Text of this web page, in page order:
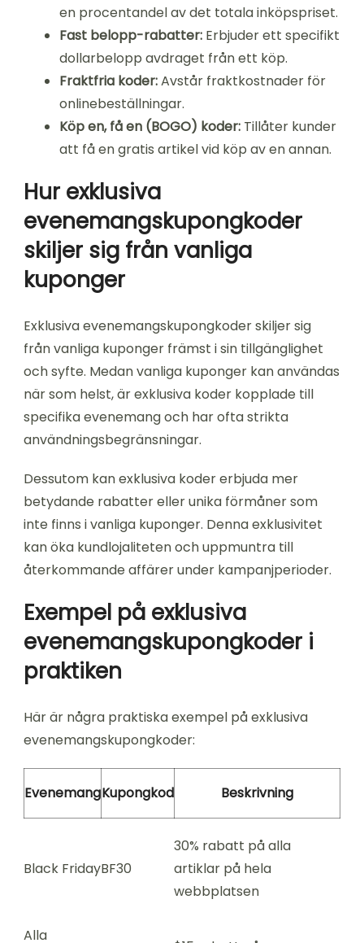
en procentandel av det totala inköpspriset.
Fast belopp-rabatter: Erbjuder ett specifikt
dollarbelopp avdraget från ett köp.
Fraktfria koder:Avstår fraktkostnader för
onlinebeställningar.
Köp en, få en (BOGO) koder: Tillåter kunder
att få en gratis artikel vid köp av en annan.
Hur exklusiva
evenemangskupongkoder
skiljer sig från vanliga
kuponger
Exklusiva evenemangskupongkoder skiljer sig
från vanliga kuponger främst i sin tillgänglighet
och syfte. Medan vanliga kuponger kan användas
när som helst, är exklusiva koder kopplade till
specifika evenemang och har ofta strikta
användningsbegränsningar.
Dessutom kan exklusiva koder erbjuda mer
betydande rabatter eller unika förmåner som
inte finns i vanliga kuponger. Denna exklusivitet
kan öka kundlojaliteten och uppmuntra till
återkommande affärer under kampanjperioder.
Exempel på exklusiva
evenemangskupongkoder i
praktiken
Här är några praktiska exempel på exklusiva
evenemangskupongkoder:
EvenemangKupongkod Beskrivning
Black FridayBF30
30% rabatt på alla
artiklar på hela
webbplatsen
Alla